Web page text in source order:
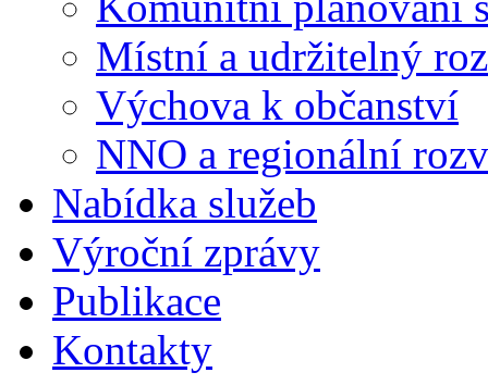
Místní a udržitelný
Výchova k občanství
NNO a regionální
Nabídka služeb
Výroční zprávy
Publikace
Kontakty